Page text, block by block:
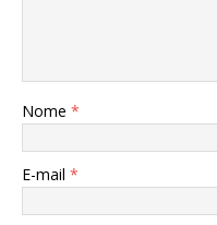
Nome *
E-mail *